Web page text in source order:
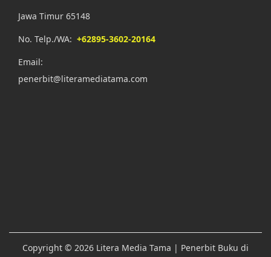
Jawa Timur 65148
No. Telp./WA: +62895-3602-20164
Email:
penerbit@literamediatama.com
Copyright © 2026 Litera Media Tama | Penerbit Buku di